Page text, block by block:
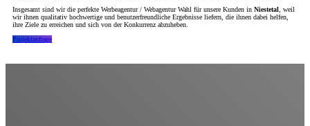
Insgesamt sind wir die perfekte Werbeagentur / Webagentur Wahl für unsere Kunden in Niestetal , weil
wir ihnen qualitativ hochwertige und benutzerfreundliche Ergebnisse liefern, die ihnen dabei helfen,
ihre Ziele zu erreichen und sich von der Konkurrenz abzuheben.
Projektanfrage